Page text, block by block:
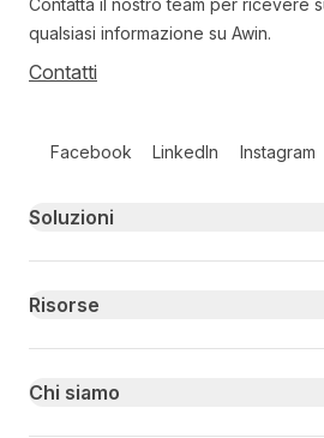
Contatta il nostro team per ricevere
qualsiasi informazione su Awin.
Contatti
Facebook LinkedIn Instagram
Primary footer navigation
Soluzioni
Risorse
Chi siamo